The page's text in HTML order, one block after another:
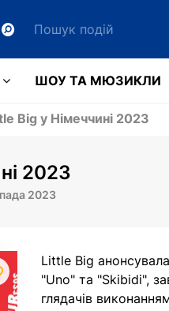
ШОУ ТА МЮЗИКЛИ
Big у Німеччині 2023
2023
2023
Little Big
"Uno" та "Skibidi",
глядачів